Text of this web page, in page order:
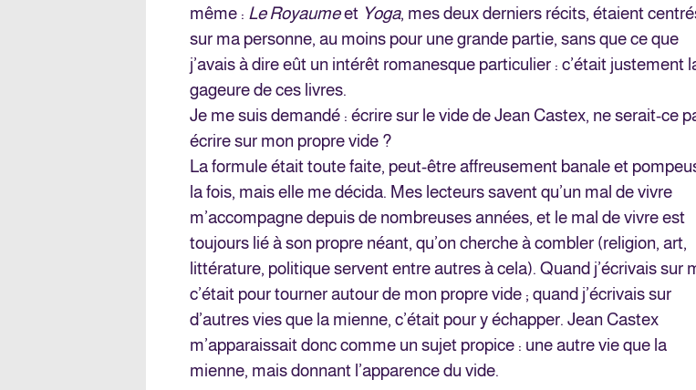
même : Le Royaumeet Yoga, mes deux derniers récits, étaient
sur ma personne, au moins pour une grande partie, sans que ce que
j’avais à dire eût un intérêt romanesque particulier : c’était justement
gageure de ces livres.
Je me suis demandé : écrire sur le vide de Jean Castex, ne serait-ce
écrire sur mon propre vide ?
La formule était toute faite, peut-être affreusement banale et
la fois, mais elle me décida. Mes lecteurs savent qu’un mal de vivre
m’accompagne depuis de nombreuses années, et le mal de vivre est
toujours lié à son propre néant, qu’on cherche à combler (religion, art,
littérature, politique servent entre autres à cela). Quand j’écrivais sur
c’était pour tourner autour de mon propre vide ; quand j’écrivais sur
d’autres vies que la mienne, c’était pour y échapper. Jean Castex
m’apparaissait donc comme un sujet propice : une autre vie que la
mienne, mais donnant l’apparence du vide.